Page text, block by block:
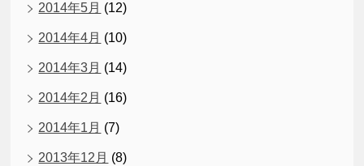
2014年5月 (12)
2014年4月 (10)
2014年3月 (14)
2014年2月 (16)
2014年1月 (7)
2013年12月 (8)